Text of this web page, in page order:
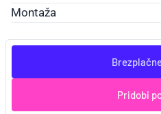
Montaža
Pridobi